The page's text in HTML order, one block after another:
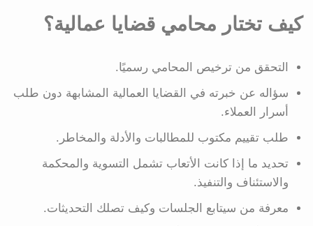
كيف تختار محامي قضايا عمالية؟
التحقق من ترخيص المحامي رسميًا.
سؤاله عن خبرته في القضايا العمالية المشابهة دون طلب
أسرار العملاء.
طلب تقييم مكتوب للمطالبات والأدلة والمخاطر.
تحديد ما إذا كانت الأتعاب تشمل التسوية والمحكمة
والاستئناف والتنفيذ.
معرفة من سيتابع الجلسات وكيف تصلك التحديثات.